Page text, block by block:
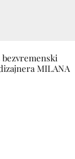
MILANA